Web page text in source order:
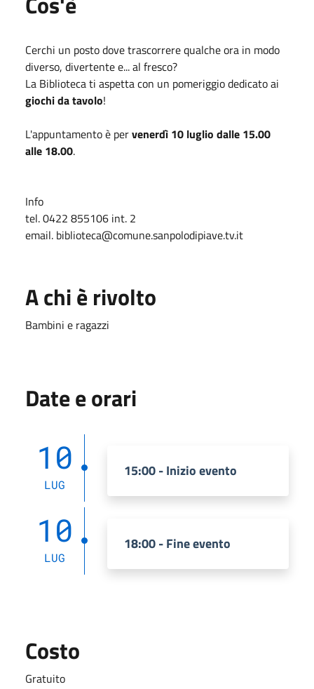
Cerchi un posto dove trascorrere qualche ora in modo
diverso, divertente e... al fresco?
La Biblioteca ti aspetta con un pomeriggio dedicato ai
giochi da tavolo!
L'appuntamento è pervenerdì 10 luglio dalle 15.00
alle 18.00.
Info
tel. 0422 855106 int. 2
email. biblioteca@comune.sanpolodipiave.tv.it
A chi è rivolto
Bambini e ragazzi
Date e orari
10
LUG
15:00 - Inizio evento
10
LUG
18:00 - Fine evento
Costo
Gratuito